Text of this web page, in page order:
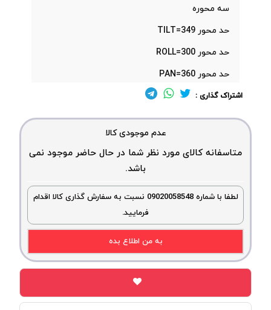
سه محوره
حد محور TILT=349
حد محور ROLL=300
حد محور PAN=360
اشتراک گذاری :
عدم موجودی کالا
متاسفانه کالای مورد نظر شما در حال حاضر موجود نمی
باشد.
لطفا با شماره 09020058548 نسبت به سفارش گذاری کالا اقدام
فرمایید.
به من اطلاع بده